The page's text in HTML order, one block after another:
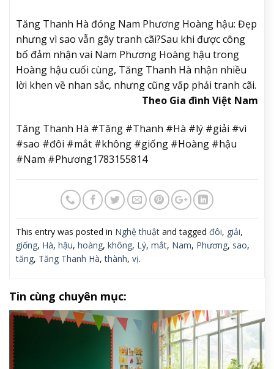
Tăng Thanh Hà đóng Nam Phương Hoàng hậu: Đẹp
nhưng vì sao vẫn gây tranh cãi?Sau khi được công
bố đảm nhận vai Nam Phương Hoàng hậu trong
Hoàng hậu cuối cùng, Tăng Thanh Hà nhận nhiều
lời khen về nhan sắc, nhưng cũng vấp phải tranh cãi.
Theo Gia đình Việt Nam
Tăng Thanh Hà #Tăng #Thanh #Hà #lý #giải #vì
#sao #đôi #mắt #không #giống #Hoàng #hậu
#Nam #Phương1783155814
This entry was posted in Nghệ thuật and tagged đôi, giải,
giống, Hà, hậu, hoàng, không, Lý, mắt, Nam, Phương, sao,
tăng, Tăng Thanh Hà,thành, vị.
Tin cùng chuyên mục: